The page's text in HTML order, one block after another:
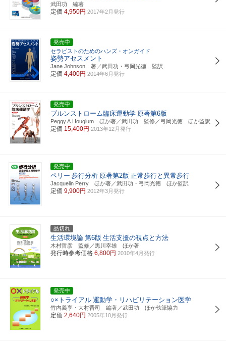
武田功 編著
定価 4,950円 2017年2月発行
発売中
セラピストのためのハンズ・オンガイド
姿勢アセスメント
Jane Johnson 著／武田功・弓岡光徳 監訳
定価 4,400円 2014年6月発行
発売中
ブルンストローム臨床運動学 原著第6版
Peggy A.Houglum ほか著／武田功 監修／弓岡光徳 ほか監訳
定価 15,400円 2013年12月発行
発売中
ペリー 歩行分析 原著第2版 正常歩行と異常歩行
Jacquelin Perry ほか著／武田功・弓岡光徳 ほか監訳
定価 9,900円 2012年3月発行
品切れ
生活環境論 第6版 生活支援の視点と方法
木村哲彦 監修／黒川幸雄 ほか著
発行時参考価格 6,800円 2010年4月発行
発売中
○×トライアル 運動学・リハビリテーション医学
竹内義享・大村晋司 編著／武田功 ほか執筆協力
定価 2,640円 2005年10月発行